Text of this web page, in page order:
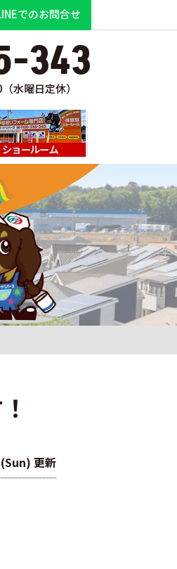
でのお問合せ
343
水曜日定休）
ショールーム
更新